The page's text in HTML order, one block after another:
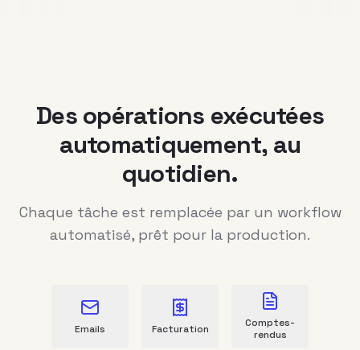
Des opérations exécutées
automatiquement, au
quotidien.
Chaque tâche est remplacée par un workflow
automatisé, prêt pour la production.
Emails Facturation
Comptes-
rendus